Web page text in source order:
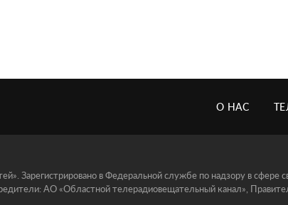
О НАС
Зарегистрировано в Федеральной службе по надзору в сфере
АО «Областной телерадиовещательный канал»,